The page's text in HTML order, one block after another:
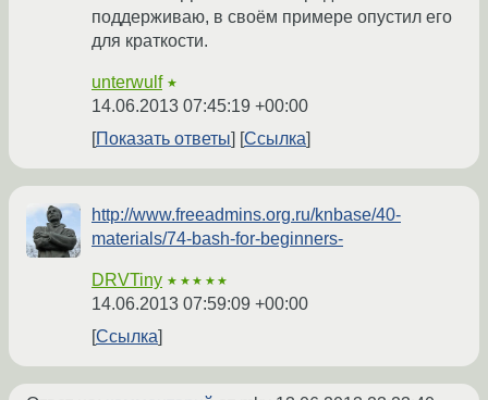
поддерживаю, в своём примере опустил его
для краткости.
unterwulf ★
14.06.2013 07:45:19 +00:00
Показать ответы
Ссылка
http://www.freeadmins.org.ru/knbase/40-
materials/74-bash-for-beginners-
DRVTiny ★★★★★
14.06.2013 07:59:09 +00:00
Ссылка